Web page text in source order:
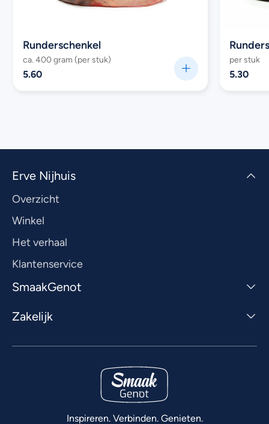
Runderschenkel
ca. 400 gram (per stuk)
5.60
per stuk
5.30
Erve Nijhuis
Overzicht
Winkel
Het verhaal
Klantenservice
SmaakGenot
Zakelijk
Inspireren. Verbinden. Genieten.